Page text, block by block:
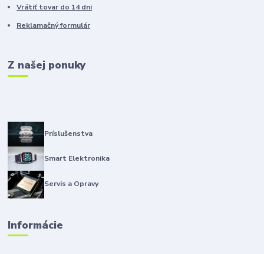
Vrátiť tovar do 14 dni
Reklamačný formulár
Z našej ponuky
Príslušenstva
Smart Elektronika
Servis a Opravy
Informácie